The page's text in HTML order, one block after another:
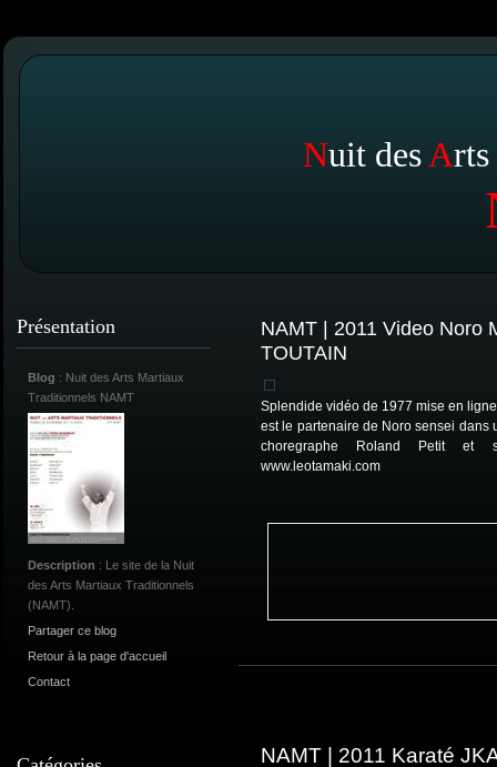
Nuit des Arts
Présentation
Blog : Nuit des Arts Martiaux
Traditionnels NAMT
Description : Le site de la Nuit
des Arts Martiaux Traditionnels
(NAMT).
Partager ce blog
Retour à la page d'accueil
Contact
NAMT | 2011 Video Noro
TOUTAIN
Splendide vidéo de 1977 mise en
est le partenaire de Noro sensei dans
choregraphe Roland Petit et
www.leotamaki.com
NAMT | 2011 Karaté